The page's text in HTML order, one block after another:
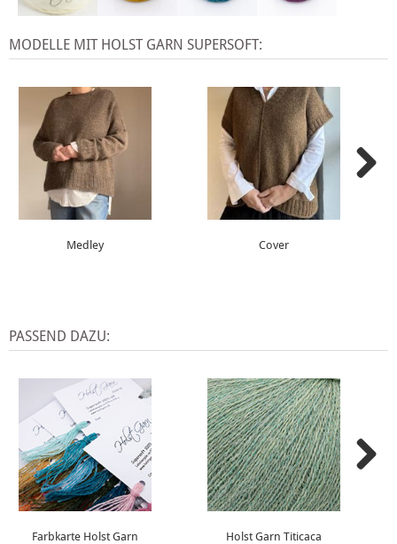
MODELLE MIT HOLST GARN SUPERSOFT:
Medley Cover
PASSEND DAZU:
Farbkarte Holst Garn
Holst Garn Titicaca